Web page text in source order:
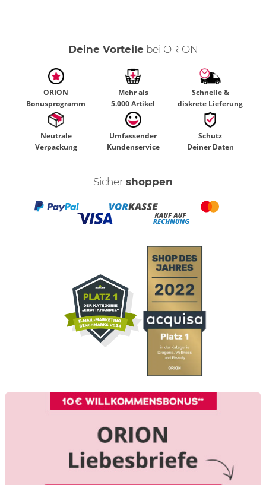
Deine Vorteilebei ORION
ORION
Bonusprogramm
Mehr als
5.000 Artikel
Schnelle &
diskrete Lieferung
Neutrale
Verpackung
Umfassender
Kundenservice
Schutz
Deiner Daten
Sicher shoppen